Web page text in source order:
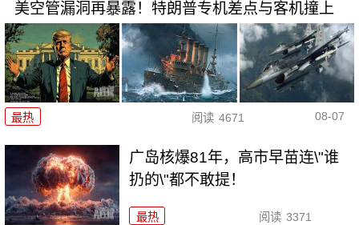
美空管漏洞再暴露！特朗普专机差点与客机撞上
最热 阅读 4671 08-07
广岛核爆81年，高市早苗连\"谁
扔的\"都不敢提！
最热 阅读 3371